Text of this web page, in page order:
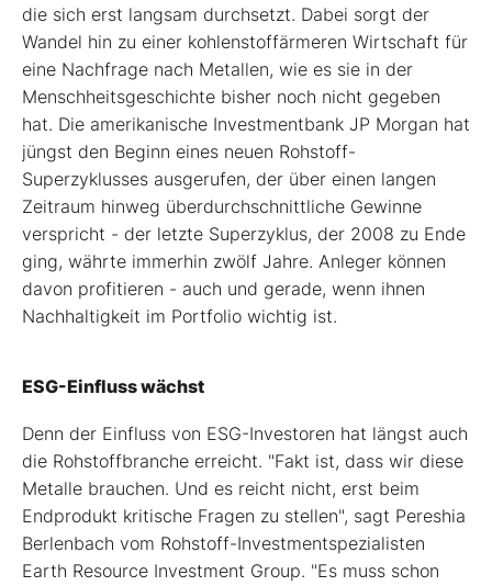
die sich erst langsam durchsetzt. Dabei sorgt der
Wandel hin zu einer kohlenstoffärmeren Wirtschaft für
eine Nachfrage nach Metallen, wie es sie in der
Menschheitsgeschichte bisher noch nicht gegeben
hat. Die amerikanische Investmentbank JP Morgan hat
jüngst den Beginn eines neuen Rohstoff-
Superzyklusses ausgerufen, der über einen langen
Zeitraum hinweg überdurchschnittliche Gewinne
verspricht - der letzte Superzyklus, der 2008 zu Ende
ging, währte immerhin zwölf Jahre. Anleger können
davon profitieren - auch und gerade, wenn ihnen
Nachhaltigkeit im Portfolio wichtig ist.
ESG-Einfluss wächst
Denn der Einfluss von ESG-Investoren hat längst auch
die Rohstoffbranche erreicht. "Fakt ist, dass wir diese
Metalle brauchen. Und es reicht nicht, erst beim
Endprodukt kritische Fragen zu stellen", sagt Pereshia
Berlenbach vom Rohstoff-Investmentspezialisten
Earth Resource Investment Group. "Es muss schon